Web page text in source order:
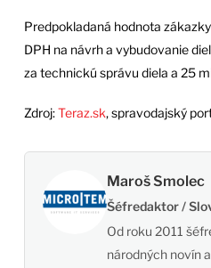
Predpokladaná hodnota
DPH na návrh a vybudovanie
za technickú správu diela a 25
Zdroj:Teraz.sk, spravodajský
Maroš Smolec
Šéfredaktor /
Od roku 2011
národných novín